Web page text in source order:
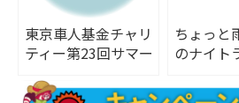
東京車人基金チャリ
ティー第23回サマー
の３～
ちょっと
のナイト